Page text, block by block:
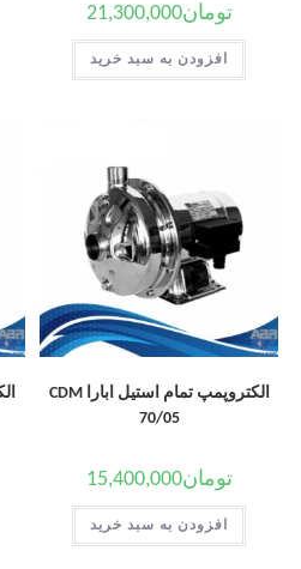
تومان21,300,000
افزودن به سبد خرید
الکتروپمپ تمام استیل ابارا CDM
70/05
تومان15,400,000
افزودن به سبد خرید